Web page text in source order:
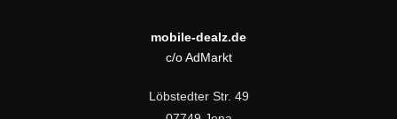
mobile-dealz.de
c/o AdMarkt
Löbstedter Str. 49